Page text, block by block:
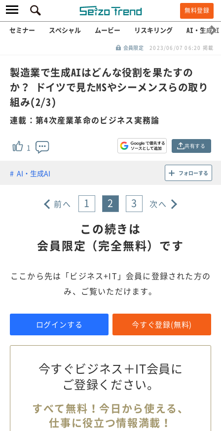
無料登録
セミナー スペシャル ムービー リスキリング AI・生成AI
会員限定 2023/06/07 06:20 掲載
製造業で生成AIはどんな役割を果たすの
か？ ドイツで見たMSやシーメンスらの取り
組み(2/3)
連載：第4次産業革命のビジネス実務論
1 共有する
AI・生成AI フォローする
前へ 1 2 3 次へ
この続きは
会員限定（完全無料）です
ここから先は「ビジネス+IT」会員に登録された方の
み、ご覧いただけます。
ログインする 今すぐ登録(無料)
今すぐビジネス＋IT会員に
ご登録ください。
すべて無料！今日から使える、
仕事に役立つ情報満載！